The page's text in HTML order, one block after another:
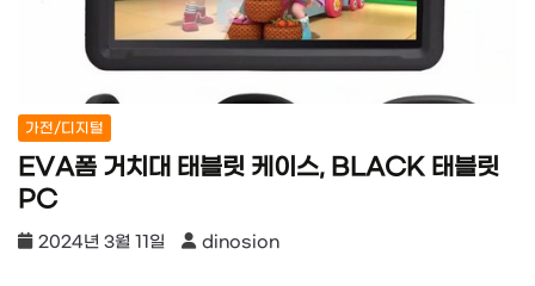
가전/디지털
EVA폼 거치대 태블릿 케이스, BLACK 태블릿
PC
2024년 3월 11일 dinosion